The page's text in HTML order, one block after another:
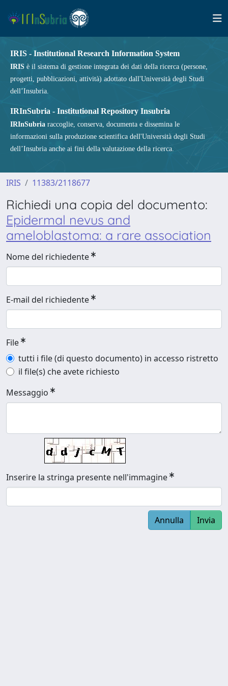
IRIS - Institutional Research Information System
IRIS è il sistema di gestione integrata dei dati della ricerca (persone,
progetti, pubblicazioni, attività) adottato dall'Università degli Studi
dell’Insubria.
IRInSubria - Institutional Repository Insubria
IRInSubria raccoglie, conserva, documenta e dissemina le
informazioni sulla produzione scientifica dell'Università degli Studi
dell’Insubria anche ai fini della valutazione della ricerca.
IRIS 11383/2118677
Richiedi una copia del documento:
Epidermal nevus and
ameloblastoma: a rare association
Nome del richiedente
E-mail del richiedente
File
tutti i file (di questo documento) in accesso ristretto
il file(s) che avete richiesto
Messaggio
Inserire la stringa presente nell'immagine
Annulla Invia